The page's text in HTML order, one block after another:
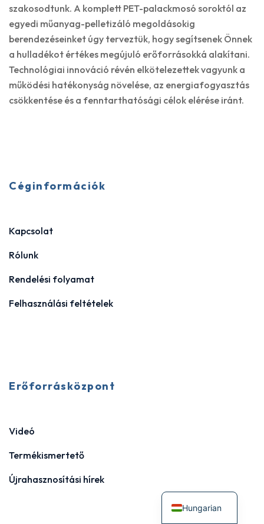
szakosodtunk. A komplett PET-palackmosó soroktól az
egyedi műanyag-pelletizáló megoldásokig
berendezéseinket úgy terveztük, hogy segítsenek Önnek
a hulladékot értékes megújuló erőforrásokká alakítani.
Technológiai innováció révén elkötelezettek vagyunk a
működési hatékonyság növelése, az energiafogyasztás
csökkentése és a fenntarthatósági célok elérése iránt.
Céginformációk
Kapcsolat
Rólunk
Rendelési folyamat
Felhasználási feltételek
Erőforrásközpont
Videó
Termékismertető
Újrahasznosítási hírek
Hungarian